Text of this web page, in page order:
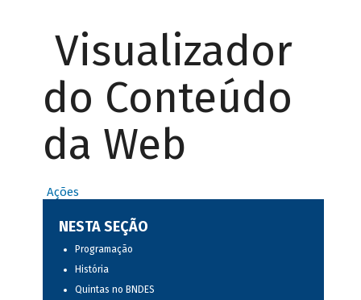
Visualizador
do Conteúdo
da Web
Ações
NESTA SEÇÃO
Programação
História
Quintas no BNDES